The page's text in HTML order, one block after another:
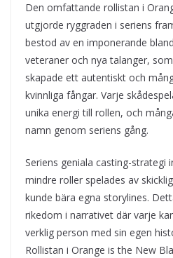
Den omfattande rollistan i
utgjorde ryggraden i seriens
bestod av en imponerande
veteraner och nya talanger,
skapade ett autentiskt och
kvinnliga fångar. Varje
unika energi till rollen, och
namn genom seriens gång.
Seriens geniala casting-strategi
mindre roller spelades av
kunde bära egna storylines.
rikedom i narrativet där varje
verklig person med sin egen
Rollistan i Orange is the New